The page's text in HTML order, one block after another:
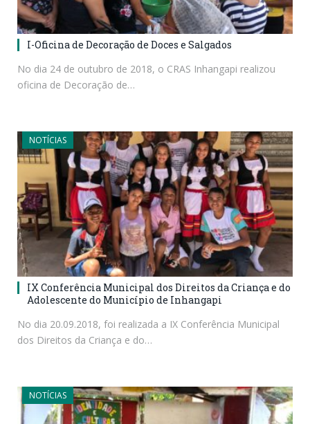
I-Oficina de Decoração de Doces e Salgados
No dia 24 de outubro de 2018, o CRAS Inhangapi realizou
oficina de Decoração de…
NOTÍCIAS
IX Conferência Municipal dos Direitos da Criança e do
Adolescente do Município de Inhangapi
No dia 20.09.2018, foi realizada a IX Conferência Municipal
dos Direitos da Criança e do…
NOTÍCIAS